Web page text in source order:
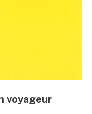
voyageur